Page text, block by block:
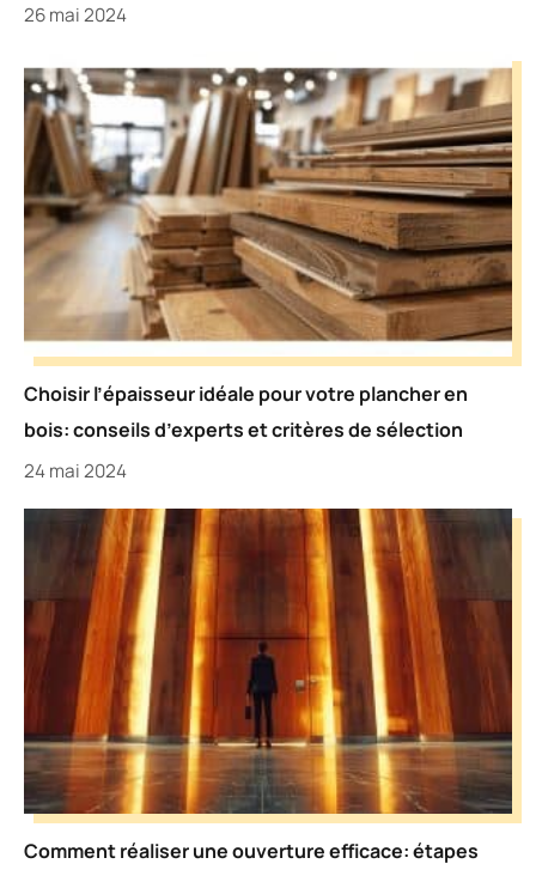
26 mai 2024
Choisir l’épaisseur idéale pour votre plancher en
bois: conseils d’experts et critères de sélection
24 mai 2024
Comment réaliser une ouverture efficace: étapes